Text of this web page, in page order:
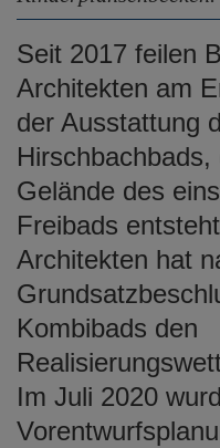
Seit 2017 feilen
Architekten am
der Ausstattung
Gelände des
Freibads
Architekten hat
Kombibads den
Im Juli 2020